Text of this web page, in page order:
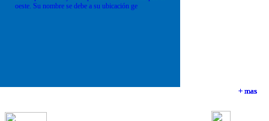
+ mas
+ mas
+ mas
oeste. Su nombre se debe a su ubicación ge
+ mas